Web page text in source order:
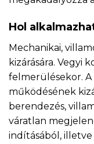
Hol
Mechanikai,
kizárására. Vegyi
felmerülésekor.
működésének
berendezés,
váratlan
indításából,